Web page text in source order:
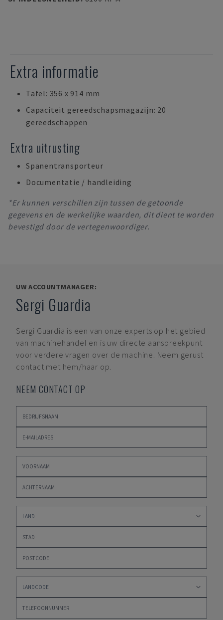
Extra informatie
Tafel: 356 x 914 mm
Capaciteit gereedschapsmagazijn: 20
gereedschappen
Extra uitrusting
Spanentransporteur
Documentatie / handleiding
*Er kunnen verschillen zijn tussen de getoonde
gegevens en de werkelijke waarden, dit dient te worden
bevestigd door de vertegenwoordiger.
UW ACCOUNTMANAGER:
Sergi Guardia
Sergi Guardia is een van onze experts op het gebied
van machinehandel en is uw directe aanspreekpunt
voor verdere vragen over de machine. Neem gerust
contact met hem/haar op.
NEEM CONTACT OP